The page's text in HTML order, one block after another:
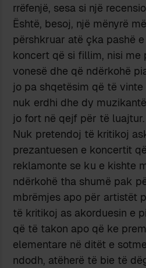
rrëfenjë, sesa si një
Është, besoj, një mënyrë
përshkruar atë çka pashë
koncert që si fillim, nisi me
vonesë dhe që ndërkohë
jo pa shqetësim që të
nuk erdhi dhe dy
jo fort në qejf për të luajtur.
Nuk pretendoj të kritikoj
prezantuesen e koncertit
reklamonte se ku e kishte
ndërkohë tha shumë pak
mbrëmjes apo për artistët
të kritikoj as akorduesin e
që të takon apo që ke
elementare në ditët e
ndodh, atëherë të bie të